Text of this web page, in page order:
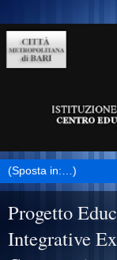
Progetto
Integrative